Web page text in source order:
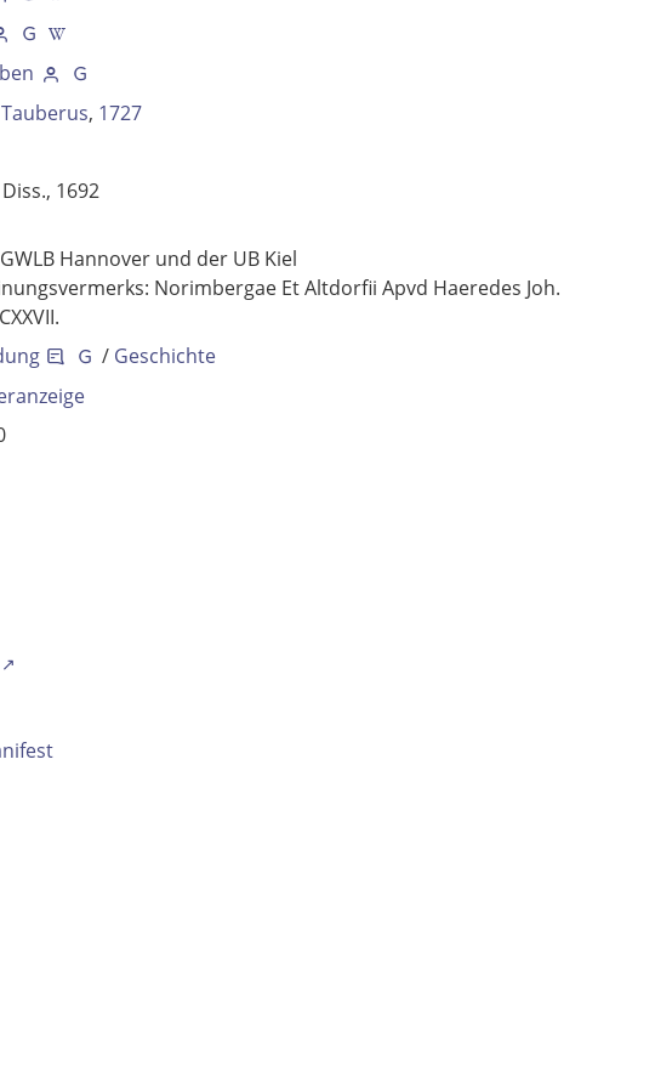
Tauberus, 1727
1692
Hannover und der UB Kiel
Norimbergae Et Altdorfii Apvd Haeredes Joh.
/ Geschichte